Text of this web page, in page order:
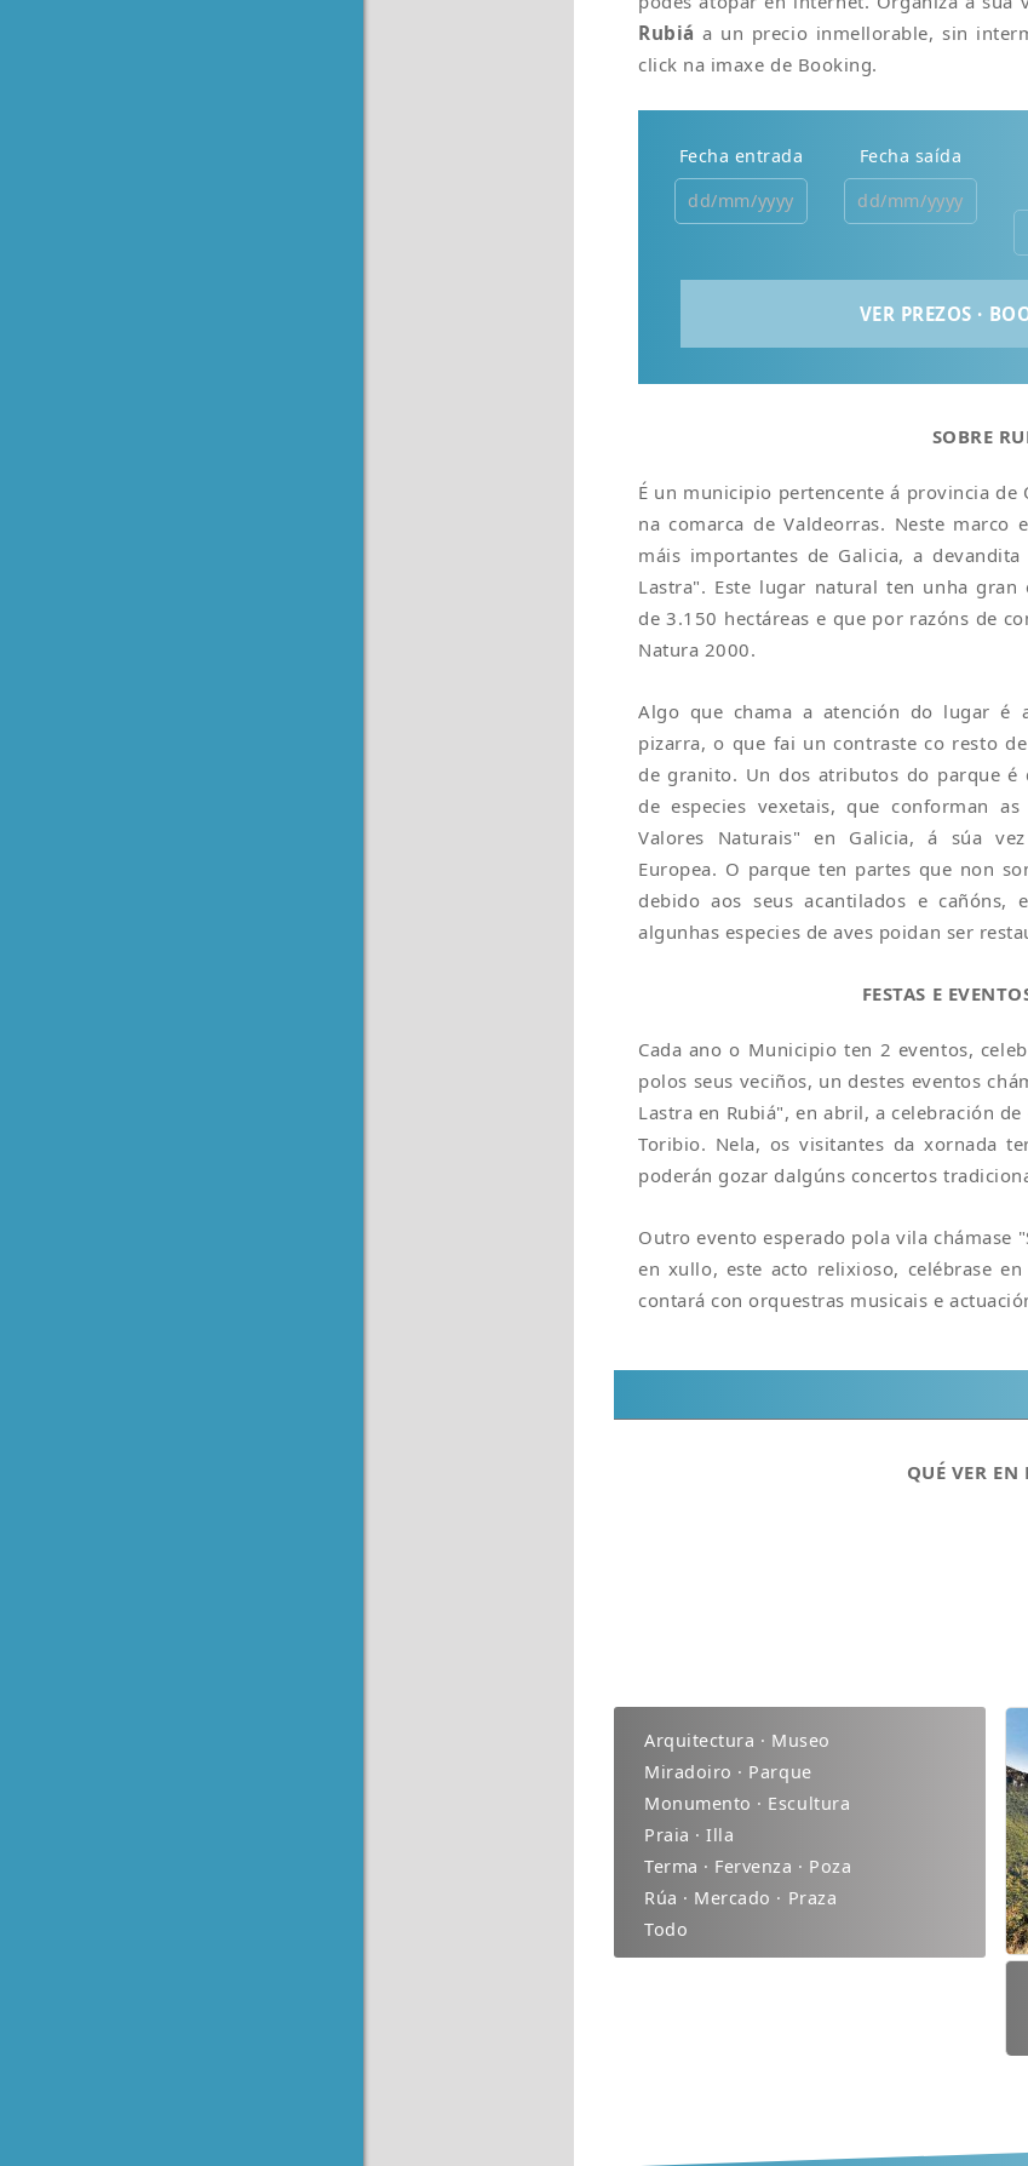
Rubiá a un precio inmellorable, sin
click na imaxe de Booking.
Fecha entrada Fecha saída
SOBRE
É un municipio pertencente á provincia
na comarca de Valdeorras. Neste marco
máis importantes de Galicia, a
Lastra". Este lugar natural ten unha gran
de 3.150 hectáreas e que por razóns de
Natura 2000.
Algo que chama a atención do lugar é
pizarra, o que fai un contraste co resto
de granito. Un dos atributos do parque é
de especies vexetais, que conforman
Valores Naturais" en Galicia, á súa
Europea. O parque ten partes que non
debido aos seus acantilados e cañóns,
algunhas especies de aves poidan ser
FESTAS E
Cada ano o Municipio ten 2 eventos,
polos seus veciños, un destes eventos
Lastra en Rubiá", en abril, a celebración
Toribio. Nela, os visitantes da xornada
poderán gozar dalgúns concertos
Outro evento esperado pola vila chámase
en xullo, este acto relixioso, celébrase
contará con orquestras musicais e
QUÉ VER EN
Arquitectura · Museo
Miradoiro · Parque
Monumento · Escultura
Praia · Illa
Terma · Fervenza · Poza
Rúa · Mercado · Praza
Todo